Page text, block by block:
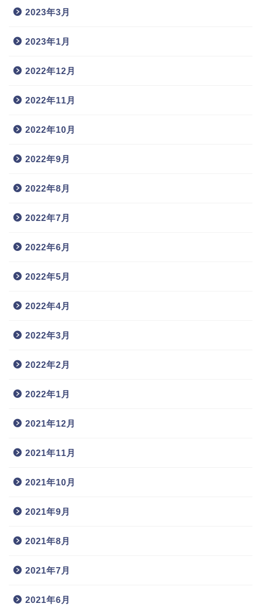
2023年3月
2023年1月
2022年12月
2022年11月
2022年10月
2022年9月
2022年8月
2022年7月
2022年6月
2022年5月
2022年4月
2022年3月
2022年2月
2022年1月
2021年12月
2021年11月
2021年10月
2021年9月
2021年8月
2021年7月
2021年6月